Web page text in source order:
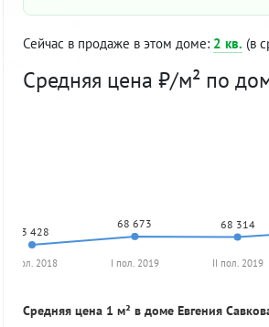
Сейчас в продаже в этом доме: 2 кв. (в
Средняя цена ₽/м² по
63 428
68 673 68 314
II пол. 2018 I пол. 2019 II пол. 2019
Средняя цена 1 м² в доме Евгения